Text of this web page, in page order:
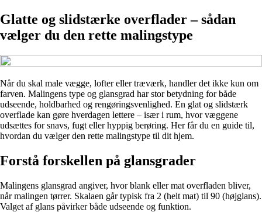
Glatte og slidstærke overflader – sådan
vælger du den rette malingstype
Når du skal male vægge, lofter eller træværk, handler det ikke kun om
farven. Malingens type og glansgrad har stor betydning for både
udseende, holdbarhed og rengøringsvenlighed. En glat og slidstærk
overflade kan gøre hverdagen lettere – især i rum, hvor væggene
udsættes for snavs, fugt eller hyppig berøring. Her får du en guide til,
hvordan du vælger den rette malingstype til dit hjem.
Forstå forskellen på glansgrader
Malingens glansgrad angiver, hvor blank eller mat overfladen bliver,
når malingen tørrer. Skalaen går typisk fra 2 (helt mat) til 90 (højglans).
Valget af glans påvirker både udseende og funktion.